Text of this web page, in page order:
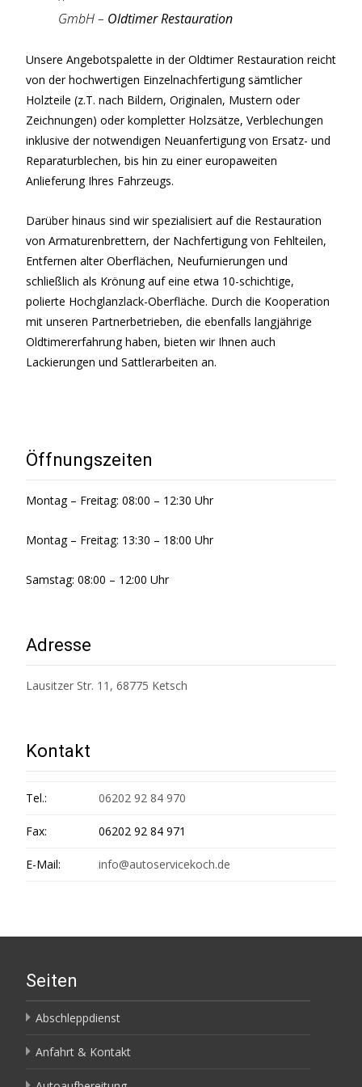
GmbH – Oldtimer Restauration
Unsere Angebotspalette in der Oldtimer Restauration reicht
von der hochwertigen Einzelnachfertigung sämtlicher
Holzteile (z.T. nach Bildern, Originalen, Mustern oder
Zeichnungen) oder kompletter Holzsätze, Verblechungen
inklusive der notwendigen Neuanfertigung von Ersatz- und
Reparaturblechen, bis hin zu einer europaweiten
Anlieferung Ihres Fahrzeugs.
Darüber hinaus sind wir spezialisiert auf die Restauration
von Armaturenbrettern, der Nachfertigung von Fehlteilen,
Entfernen alter Oberflächen, Neufurnierungen und
schließlich als Krönung auf eine etwa 10-schichtige,
polierte Hochglanzlack-Oberfläche. Durch die Kooperation
mit unseren Partnerbetrieben, die ebenfalls langjährige
Oldtimererfahrung haben, bieten wir Ihnen auch
Lackierungen und Sattlerarbeiten an.
Öffnungszeiten
Montag – Freitag: 08:00 – 12:30 Uhr
Montag – Freitag: 13:30 – 18:00 Uhr
Samstag: 08:00 – 12:00 Uhr
Adresse
Lausitzer Str. 11, 68775 Ketsch
Kontakt
Tel.: 06202 92 84 970
Fax: 06202 92 84 971
E-Mail: info@autoservicekoch.de
Seiten
Abschleppdienst
Anfahrt & Kontakt